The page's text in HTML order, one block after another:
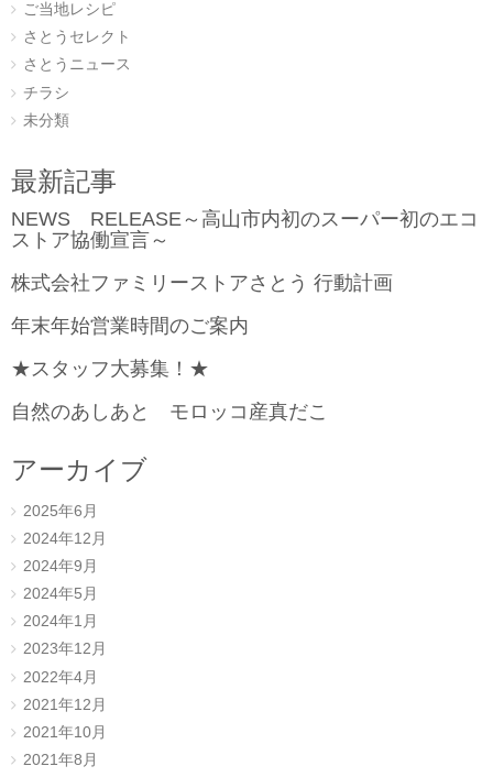
ご当地レシピ
さとうセレクト
さとうニュース
チラシ
未分類
最新記事
NEWS RELEASE～高山市内初のスーパー初のエコ
ストア協働宣言～
株式会社ファミリーストアさとう 行動計画
年末年始営業時間のご案内
★スタッフ大募集！★
自然のあしあと モロッコ産真だこ
アーカイブ
2025年6月
2024年12月
2024年9月
2024年5月
2024年1月
2023年12月
2022年4月
2021年12月
2021年10月
2021年8月